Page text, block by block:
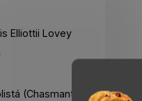
Elliottii Lovey
(Chasmanthium